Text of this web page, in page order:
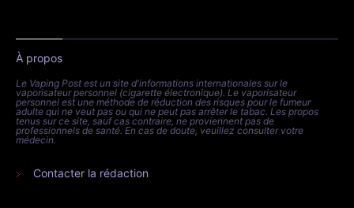
À propos
Le Vaping Post est un site d'informations internationales sur le
vaporisateur personnel (cigarette électronique). Le vaporisateur
personnel est une méthode de réduction des risques pour le fumeur
adulte qui ne veut pas ou qui ne peut pas arrêter le tabac. Les propos
tenus sur ce site, sauf cas contraire, ne proviennent pas de
professionnels de santé. En cas de doute, veuillez consulter votre
médecin.
Contacter la rédaction